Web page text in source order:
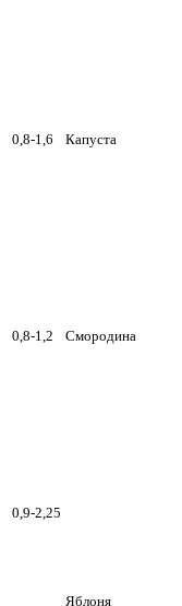
0,8-1,6 Капуста
0,8-1,2 Смородина
0,9-2,25
Яблоня